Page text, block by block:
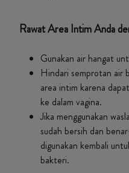
Rawat Area Intim Anda
Gunakan air hangat
Hindari semprotan air
area intim karena
ke dalam vagina.
Jika menggunakan
sudah bersih dan
digunakan kembali
bakteri.